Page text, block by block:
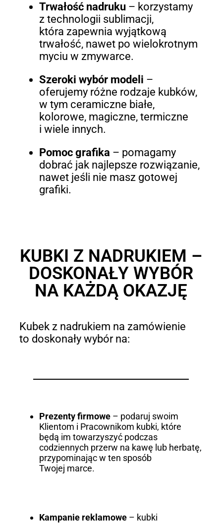
Trwałość nadruku– korzystamy
z technologii sublimacji,
która zapewnia wyjątkową
trwałość, nawet po wielokrotnym
myciu w zmywarce.
Szeroki wybór modeli –
oferujemy różne rodzaje kubków,
w tym ceramiczne białe,
kolorowe, magiczne, termiczne
i wiele innych.
Pomoc grafika – pomagamy
dobrać jak najlepsze rozwiązanie,
nawet jeśli nie masz gotowej
grafiki.
KUBKI Z NADRUKIEM –
DOSKONAŁY WYBÓR
NA KAŻDĄ OKAZJĘ
Kubek z nadrukiem na zamówienie
to doskonały wybór na:
Prezenty firmowe– podaruj swoim
Klientom i Pracownikom kubki, które
będą im towarzyszyć podczas
codziennych przerw na kawę lub herbatę,
przypominając w ten sposób
Twojej marce.
Kampanie reklamowe– kubki